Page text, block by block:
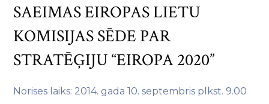
SAEIMAS EIROPAS LIETU
KOMISIJAS SĒDE PAR
STRATĒĢIJU “EIROPA 2020”
Norises laiks: 2014. gada 10. septembris plkst. 9.00